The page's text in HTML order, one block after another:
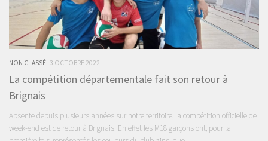
NON CLASSÉ 3 OCTOBRE 2022
La compétition départementale fait son retour à
Brignais
Absente depuis plusieurs années sur notre territoire, la compétition officielle de
week-end est de retour à Brignais. En effet les M18 garçons ont, pour la